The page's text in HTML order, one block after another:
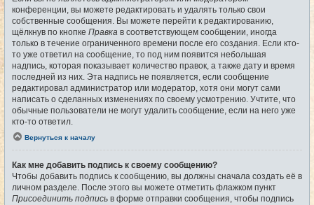
конференции, вы можете редактировать и удалять только свои
собственные сообщения. Вы можете перейти к редактированию,
щёлкнув по кнопке Правка в соответствующем сообщении, иногда
только в течение ограниченного времени после его создания. Если кто-
то уже ответил на сообщение, то под ним появится небольшая
надпись, которая показывает количество правок, а также дату и время
последней из них. Эта надпись не появляется, если сообщение
редактировал администратор или модератор, хотя они могут сами
написать о сделанных изменениях по своему усмотрению. Учтите, что
обычные пользователи не могут удалить сообщение, если на него уже
кто-то ответил.
Вернуться к началу
Как мне добавить подпись к своему сообщению?
Чтобы добавить подпись к сообщению, вы должны сначала создать её в
личном разделе. После этого вы можете отметить флажком пункт
Присоединить подпись в форме отправки сообщения, чтобы подпись